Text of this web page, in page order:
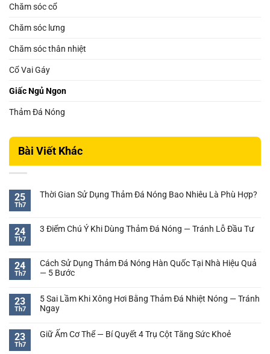
Chăm sóc cổ
Chăm sóc lưng
Chăm sóc thân nhiệt
Cổ Vai Gáy
Giấc Ngủ Ngon
Thảm Đá Nóng
Bài Viết Khác
25
Th7
Thời Gian Sử Dụng Thảm Đá Nóng Bao Nhiêu Là Phù Hợp?
bình
Gian
Sử
Thảm
Đá
Nóng
Nhiêu
24
Th7
3 Điểm Chú Ý Khi Dùng Thảm Đá Nóng — Tránh Lỗ Đầu Tư
bình
luận
Điểm
Chú
Dùng
24
Th7
Cách Sử Dụng Thảm Đá Nóng Hàn Quốc Tại Nhà Hiệu Quả
— 5 Bước
có
bình
luận
Cách
23
Th7
5 Sai Lầm Khi Xông Hơi Bằng Thảm Đá Nhiệt Nóng — Tránh
Ngay
có
bình
23
Th7
Giữ Ấm Cơ Thể — Bí Quyết 4 Trụ Cột Tăng Sức Khoẻ